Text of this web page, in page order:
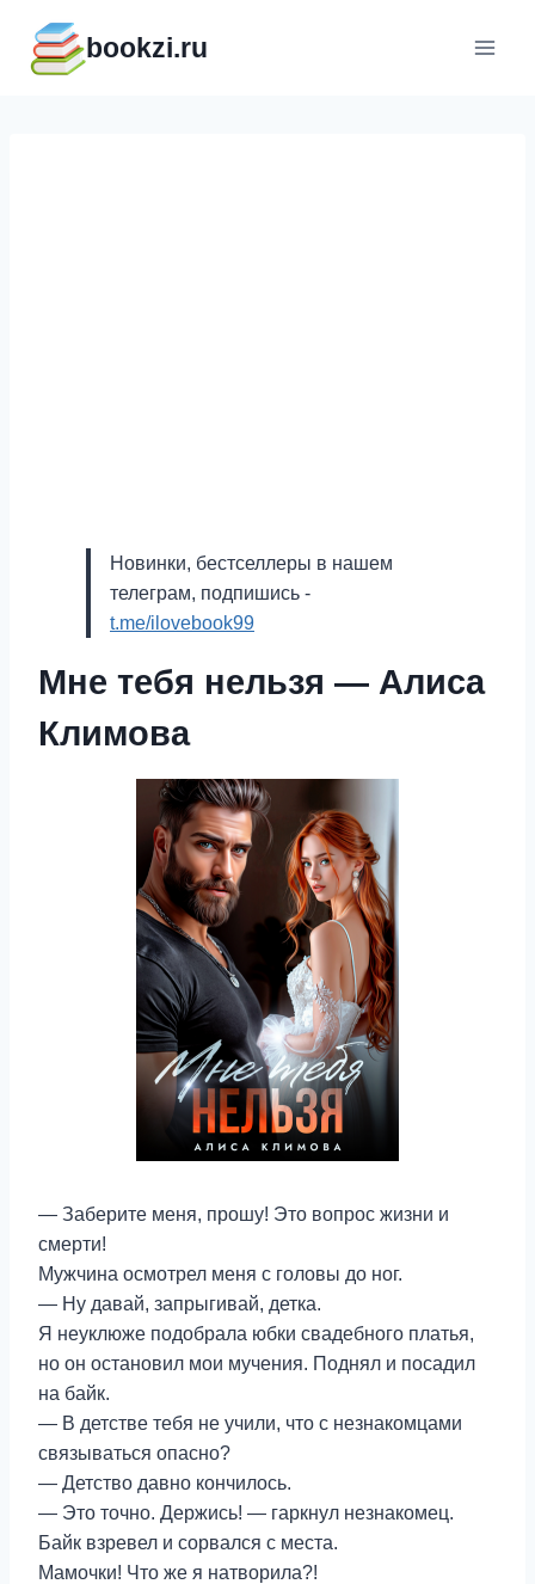
содержимому
bookzi.ru
Новинки, бестселлеры в нашем
телеграм, подпишись -
t.me/ilovebook99
Мне тебя нельзя — Алиса
Климова
— Заберите меня, прошу! Это вопрос жизни и
смерти!
Мужчина осмотрел меня с головы до ног.
— Ну давай, запрыгивай, детка.
Я неуклюже подобрала юбки свадебного платья,
но он остановил мои мучения. Поднял и посадил
на байк.
— В детстве тебя не учили, что с незнакомцами
связываться опасно?
— Детство давно кончилось.
— Это точно. Держись! — гаркнул незнакомец.
Байк взревел и сорвался с места.
Мамочки! Что же я натворила?!